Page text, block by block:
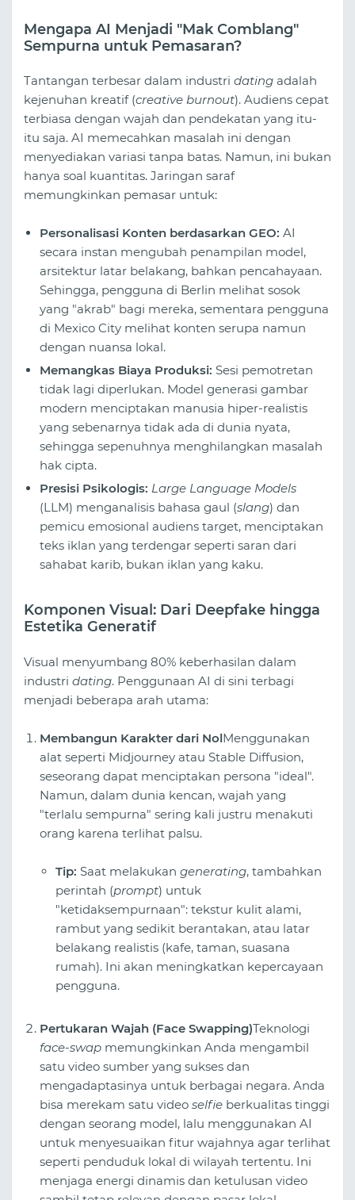
Mengapa AI Menjadi "Mak Comblang"
Sempurna untuk Pemasaran?
Tantangan terbesar dalam industri dating adalah
kejenuhan kreatif (creative burnout). Audiens cepat
terbiasa dengan wajah dan pendekatan yang itu-
itu saja. AI memecahkan masalah ini dengan
menyediakan variasi tanpa batas. Namun, ini bukan
hanya soal kuantitas. Jaringan saraf
memungkinkan pemasar untuk:
Personalisasi Konten berdasarkan GEO: AI
secara instan mengubah penampilan model,
arsitektur latar belakang, bahkan pencahayaan.
Sehingga, pengguna di Berlin melihat sosok
yang "akrab" bagi mereka, sementara pengguna
di Mexico City melihat konten serupa namun
dengan nuansa lokal.
Memangkas Biaya Produksi: Sesi pemotretan
tidak lagi diperlukan. Model generasi gambar
modern menciptakan manusia hiper-realistis
yang sebenarnya tidak ada di dunia nyata,
sehingga sepenuhnya menghilangkan masalah
hak cipta.
Presisi Psikologis: Large Language Models
(LLM) menganalisis bahasa gaul (slang) dan
pemicu emosional audiens target, menciptakan
teks iklan yang terdengar seperti saran dari
sahabat karib, bukan iklan yang kaku.
Komponen Visual: Dari Deepfake hingga
Estetika Generatif
Visual menyumbang 80% keberhasilan dalam
industri dating. Penggunaan AI di sini terbagi
menjadi beberapa arah utama:
Membangun Karakter dari NolMenggunakan
alat seperti Midjourney atau Stable Diffusion,
seseorang dapat menciptakan persona "ideal".
Namun, dalam dunia kencan, wajah yang
"terlalu sempurna" sering kali justru menakuti
orang karena terlihat palsu.
Tip: Saat melakukan generating, tambahkan
perintah (prompt) untuk
"ketidaksempurnaan": tekstur kulit alami,
rambut yang sedikit berantakan, atau latar
belakang realistis (kafe, taman, suasana
rumah). Ini akan meningkatkan kepercayaan
pengguna.
Pertukaran Wajah (Face Swapping)Teknologi
face-swap memungkinkan Anda mengambil
satu video sumber yang sukses dan
mengadaptasinya untuk berbagai negara. Anda
bisa merekam satu video selfie berkualitas tinggi
dengan seorang model, lalu menggunakan AI
untuk menyesuaikan fitur wajahnya agar terlihat
seperti penduduk lokal di wilayah tertentu. Ini
menjaga energi dinamis dan ketulusan video